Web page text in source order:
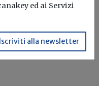
ed ai Servizi
Iscriviti alla newsletter